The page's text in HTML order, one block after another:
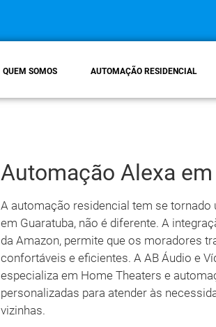
QUEM SOMOS AUTOMAÇÃO RESIDENCIAL
Automação Alexa
A automação residencial tem se
em Guaratuba, não é diferente. A
da Amazon, permite que os moradores
confortáveis e eficientes. A AB Áudio e
especializa em Home Theaters e
personalizadas para atender às
vizinhas.